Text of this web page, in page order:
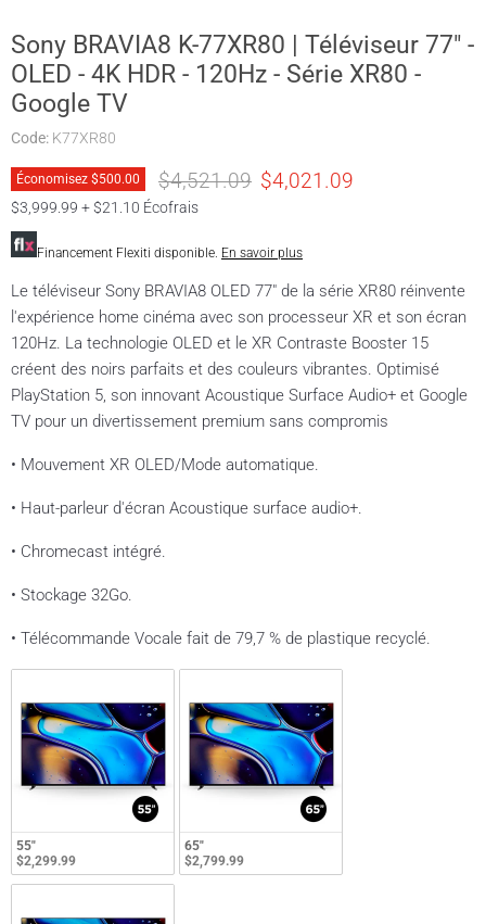
Sony BRAVIA8 K-77XR80 | Téléviseur 77" -
OLED - 4K HDR - 120Hz - Série XR80 -
Google TV
Code: K77XR80
Économisez $500.00 Prix original
$4,521.09 Prix actuel
$4,021.09
$3,999.99 + $21.10 Écofrais
Financement Flexiti disponible. En savoir plus
Le téléviseur Sony BRAVIA8 OLED 77" de la série XR80 réinvente
l'expérience home cinéma avec son processeur XR et son écran
120Hz. La technologie OLED et le XR Contraste Booster 15
créent des noirs parfaits et des couleurs vibrantes. Optimisé
PlayStation 5, son innovant Acoustique Surface Audio+ et Google
TV pour un divertissement premium sans compromis
• Mouvement XR OLED/Mode automatique.
• Haut-parleur d'écran Acoustique surface audio+.
• Chromecast intégré.
• Stockage 32Go.
• Télécommande Vocale fait de 79,7 % de plastique recyclé.
55"
$2,299.99
65"
$2,799.99